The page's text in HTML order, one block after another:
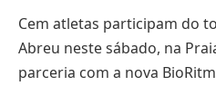
Cem atletas participam do
Abreu neste sábado, na
parceria com a nova